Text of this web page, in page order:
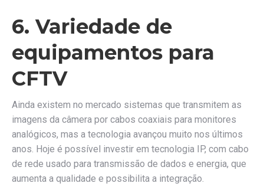
6. Variedade de
equipamentos para
CFTV
Ainda existem no mercado sistemas que transmitem as
imagens da câmera por cabos coaxiais para monitores
analógicos, mas a tecnologia avançou muito nos últimos
anos. Hoje é possível investir em tecnologia IP, com cabo
de rede usado para transmissão de dados e energia, que
aumenta a qualidade e possibilita a integração.